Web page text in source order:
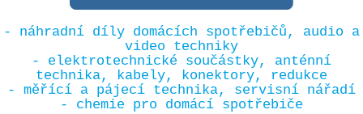
- náhradní díly domácích spotřebičů, audio a
video techniky
- elektrotechnické součástky, anténní
technika, kabely, konektory, redukce
- měřící a pájecí technika, servisní nářadí
- chemie pro domácí spotřebiče